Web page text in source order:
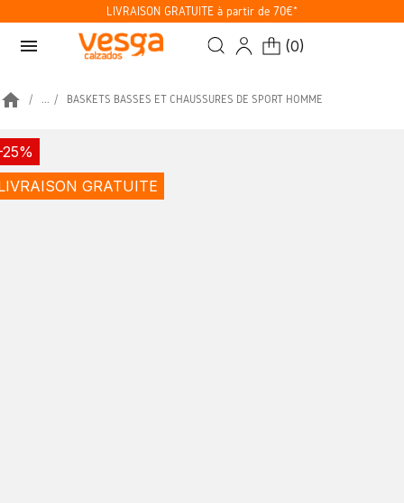
LIVRAISON GRATUITE à partir de 70€*
menu (0)
home ... BASKETS BASSES ET CHAUSSURES DE SPORT HOMME
GRATUITE